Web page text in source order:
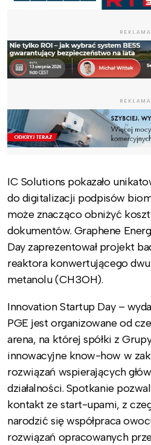
REKLAMA
REKLAMA
IC Solutions pokazało
do digitalizacji podpisów
może znacząco obniżyć
dokumentów. Graphene
Day zaprezentował projekt
reaktora konwertującego
metanolu (CH3OH).
Innovation Startup Day –
PGE jest organizowane od
arena, na której spółki z
innowacyjne know-how w
rozwiązań wspierających
działalności. Spotkanie
kontakt ze start-upami, z
narodzić się współpraca
rozwiązań opracowanych